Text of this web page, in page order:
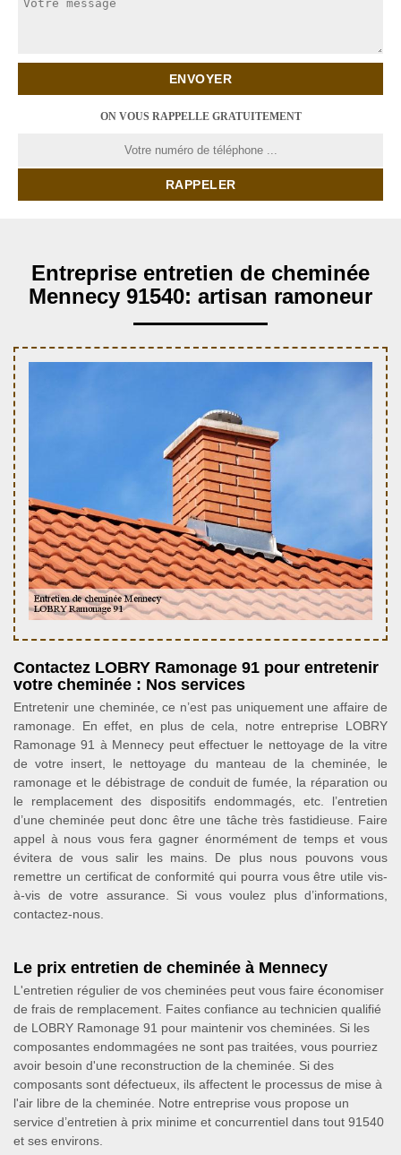
ON VOUS RAPPELLE GRATUITEMENT
Entreprise entretien de cheminée
Mennecy 91540: artisan ramoneur
Contactez LOBRY Ramonage 91 pour entretenir
votre cheminée : Nos services
Entretenir une cheminée, ce n’est pas uniquement une affaire de
ramonage. En effet, en plus de cela, notre entreprise LOBRY
Ramonage 91 à Mennecy peut effectuer le nettoyage de la vitre
de votre insert, le nettoyage du manteau de la cheminée, le
ramonage et le débistrage de conduit de fumée, la réparation ou
le remplacement des dispositifs endommagés, etc. l’entretien
d’une cheminée peut donc être une tâche très fastidieuse. Faire
appel à nous vous fera gagner énormément de temps et vous
évitera de vous salir les mains. De plus nous pouvons vous
remettre un certificat de conformité qui pourra vous être utile vis-
à-vis de votre assurance. Si vous voulez plus d’informations,
contactez-nous.
Le prix entretien de cheminée à Mennecy
L'entretien régulier de vos cheminées peut vous faire économiser
de frais de remplacement. Faites confiance au technicien qualifié
de LOBRY Ramonage 91 pour maintenir vos cheminées. Si les
composantes endommagées ne sont pas traitées, vous pourriez
avoir besoin d'une reconstruction de la cheminée. Si des
composants sont défectueux, ils affectent le processus de mise à
l'air libre de la cheminée. Notre entreprise vous propose un
service d’entretien à prix minime et concurrentiel dans tout 91540
et ses environs.